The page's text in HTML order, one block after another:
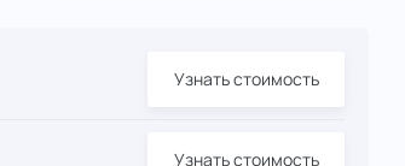
Узнать стоимость
Узнать стоимость